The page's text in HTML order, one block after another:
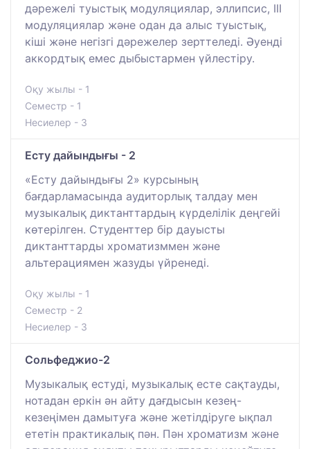
дәрежелі туыстық модуляциялар, эллипсис, III
модуляциялар және одан да алыс туыстық,
кіші және негізгі дәрежелер зерттеледі. Әуенді
аккордтық емес дыбыстармен үйлестіру.
Оқу жылы - 1
Семестр - 1
Несиелер - 3
Есту дайындығы - 2
«Есту дайындығы 2» курсының
бағдарламасында аудиторлық талдау мен
музыкалық диктанттардың күрделілік деңгейі
көтерілген. Студенттер бір дауысты
диктанттарды хроматизммен және
альтерациямен жазуды үйренеді.
Оқу жылы - 1
Семестр - 2
Несиелер - 3
Сольфеджио-2
Музыкалық естуді, музыкалық есте сақтауды,
нотадан еркін ән айту дағдысын кезең-
кезеңімен дамытуға және жетілдіруге ықпал
ететін практикалық пән. Пән хроматизм және